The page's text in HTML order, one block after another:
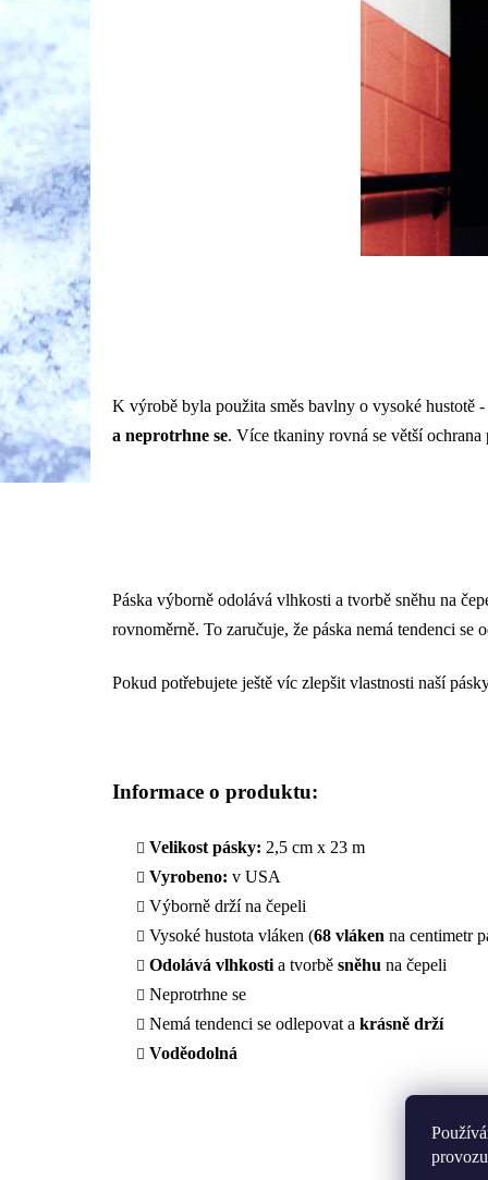
K výrobě byla použita směs bavlny o vysoké hustotě
a neprotrhne se. Více tkaniny rovná se větší
Páska výborně odolává vlhkosti a tvorbě sněhu na
rovnoměrně. To zaručuje, že páska nemá tendenci se
Pokud potřebujete ještě víc zlepšit vlastnosti naší
Informace o produktu:
Velikost pásky: 2,5 cm x 23 m
Vyrobeno: v USA
Výborně drží na čepeli
Vysoké hustota vláken (68 vláken na centimetr
Odolává vlhkostia tvorbě sněhu na čepeli
Neprotrhne se
Nemá tendenci se odlepovat a krásně drží
Voděodolná